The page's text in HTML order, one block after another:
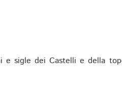
sigle dei Castelli e della